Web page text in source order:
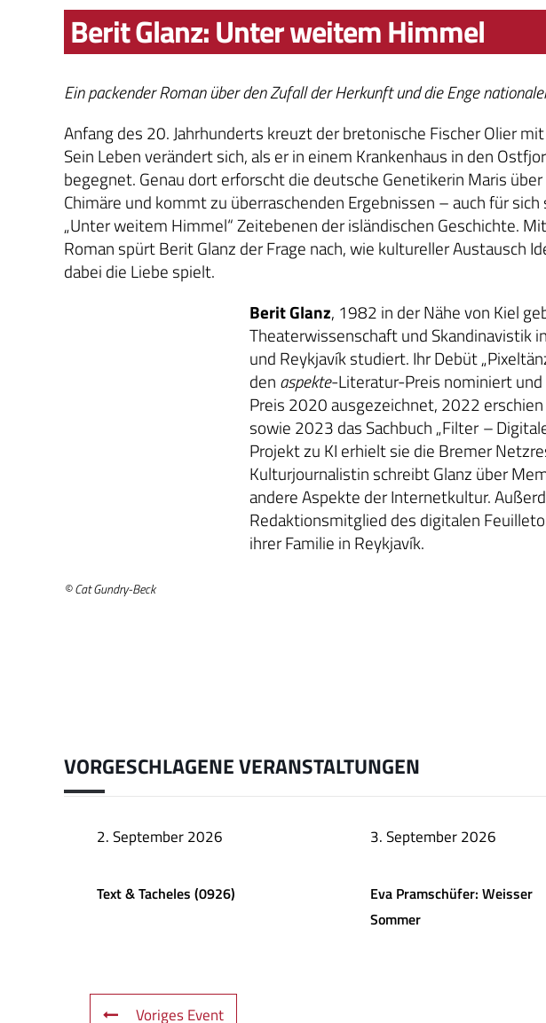
Berit Glanz: Unter weitem Himmel
Ein packender Roman über den Zufall der Herkunft und die Enge
Anfang des 20. Jahrhunderts kreuzt der bretonische Fischer Olier
Sein Leben verändert sich, als er in einem Krankenhaus in den
begegnet. Genau dort erforscht die deutsche Genetikerin Maris
Chimäre und kommt zu überraschenden Ergebnissen – auch für
„Unter weitem Himmel“ Zeitebenen der isländischen Geschichte.
Roman spürt Berit Glanz der Frage nach, wie kultureller Austausch
dabei die Liebe spielt.
Berit Glanz, 1982 in der Nähe von Kiel
Theaterwissenschaft und Skandinavistik
und Reykjavík studiert. Ihr Debüt
den aspekte-Literatur-Preis nominiert
Preis 2020 ausgezeichnet, 2022
sowie 2023 das Sachbuch „Filter–
Projekt zu KI erhielt sie die Bremer
Kulturjournalistin schreibt Glanz über
andere Aspekte der Internetkultur.
Redaktionsmitglied des digitalen
ihrer Familie in Reykjavík.
© Cat Gundry-Beck
VORGESCHLAGENE VERANSTALTUNGEN
2. September 2026
Text & Tacheles (0926)
3. September 2026
Eva Pramschüfer: Weisser
Sommer
Voriges Event